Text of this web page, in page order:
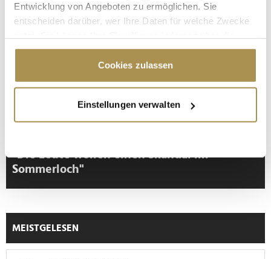
Entwicklung von Angeboten zu ermöglichen. Sie
entscheiden darüber, wer Ihre Daten für welche Zwecke
Cookie-Erklärung oder durch Klicken auf das Privacy
Trigger Symbol ändern oder widerrufen
Informationen über Ihre geografische Lage
erfassen, welche bis auf einige Meter genau sein
bestimmten Merkmalen (Fingerprinting) identifizieren
Abschnitt Einzelheitenfest.
Wir verwenden Cookies, um Inhalte und Anzeigen zu
Cookies zulassen
Einstellungen verwalten
LAUTSCHALTEN
"Die Leute wollen einen Skandal im
Sommerloch"
MEISTGELESEN